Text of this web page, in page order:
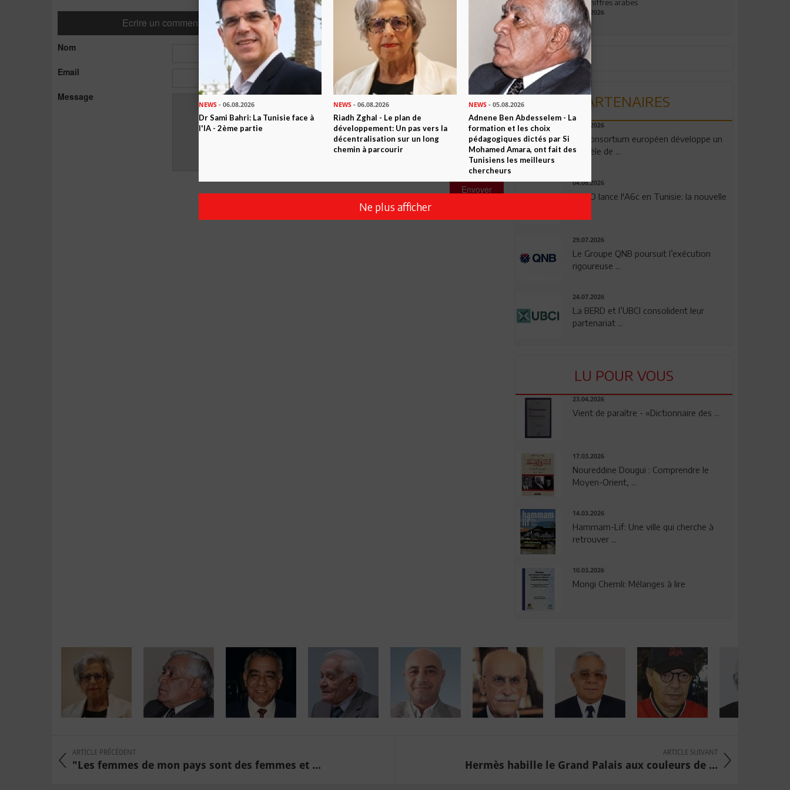
Ecrire un commentaire Commenter
Nom
Email
Message
Envoyer
aux chiffres arabes
09.07.2026
PARTENAIRES
06.08.2026
Un consortium européen développe un
modèle de ...
04.08.2026
OPPO lance l'A6c en Tunisie: la nouvelle
29.07.2026
Le Groupe QNB poursuit l’exécution
rigoureuse ...
24.07.2026
La BERD et l’UBCI consolident leur
partenariat ...
LU POUR VOUS
23.04.2026
Vient de paraître - «Dictionnaire des ...
17.03.2026
Noureddine Dougui : Comprendre le
Moyen-Orient, ...
14.03.2026
Hammam-Lif: Une ville qui cherche à
retrouver ...
10.03.2026
Mongi Chemli: Mélanges à lire
ARTICLE PRÉCÉDENT
"Les femmes de mon pays sont des femmes et ...
ARTICLE SUIVANT
Hermès habille le Grand Palais aux couleurs de ...
NEWS - 06.08.2026
Dr Sami Bahri: La Tunisie face à
l'IA - 2ème partie
NEWS - 06.08.2026
Riadh Zghal - Le plan de
développement: Un pas vers la
décentralisation sur un long
chemin à parcourir
NEWS- 05.08.2026
Adnene Ben Abdesselem - La
formation et les choix
pédagogiques dictés par Si
Mohamed Amara, ont fait des
Tunisiens les meilleurs
chercheurs
Ne plus afficher